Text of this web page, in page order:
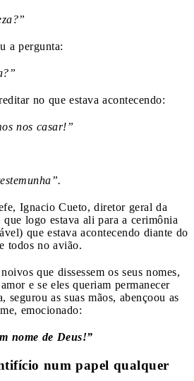
a pergunta:
no que estava acontecendo:
nos casar!”
Ignacio Cueto, diretor geral da
que logo estava ali para a cerimônia
que estava acontecendo diante do
todos no avião.
que dissessem os seus nomes,
e se eles queriam permanecer
segurou as suas mãos, abençoou as
emocionado:
nome de Deus!”
num papel qualquer